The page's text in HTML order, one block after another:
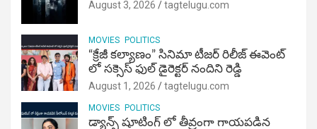
August 3, 2026 tagtelugu.com
MOVIES POLITICS
“క్రేజీ కల్యాణం” సినిమా టీజర్ రిలీజ్ ఈవెంట్
లో సక్సెస్ ఫుల్ డైరెక్టర్ నందిని రెడ్డి
August 1, 2026 tagtelugu.com
MOVIES POLITICS
డ్యాన్స్ షూటింగ్ లో తీవ్రంగా గాయపడిన